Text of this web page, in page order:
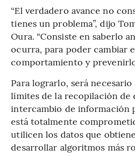
“El verdadero avance no
tienes un problema”, dijo
Oura. “Consiste en saberlo
ocurra, para poder cambiar
comportamiento y
Para lograrlo, será
límites de la recopilación de
intercambio de información
está totalmente
utilicen los datos que
desarrollar algoritmos más